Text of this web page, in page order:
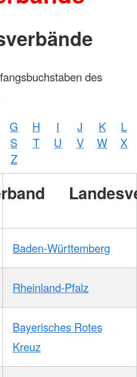
des
G H I J K
L
S T U V W
X
Z
Baden-Württemberg
Rheinland-Pfalz
Bayerisches Rotes
Kreuz